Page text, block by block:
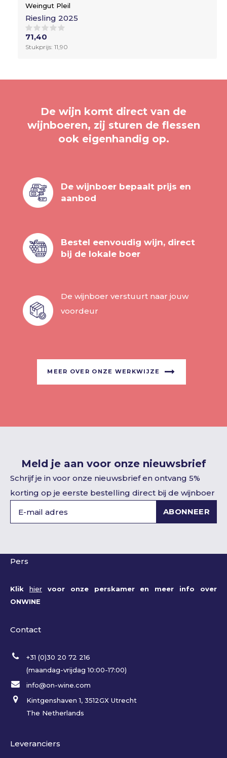
Weingut Pleil
Riesling 2025
71,40
Stukprijs: 11,90
De wijn komt direct van de
wijnboeren, zij sturen de flessen
ook eigenhandig op.
De wijnboer bepaalt prijs en
aanbod
Bestel eenvoudig wijn, direct
bij de lokale boer
De wijnboer verstuurt naar jouw
voordeur
MEER OVER ONZE WERKWIJZE
Meld je aan voor onze nieuwsbrief
Schrijf je in voor onze nieuwsbrief en ontvang 5%
korting op je eerste bestelling direct bij de wijnboer
ABONNEER
Pers
Klik hiervoor onze perskamer en meer info over
ONWINE
Contact
+31 (0)30 20 72 216
(maandag-vrijdag 10:00-17:00)
info@on-wine.com
Kintgenshaven 1, 3512GX Utrecht
The Netherlands
Leveranciers